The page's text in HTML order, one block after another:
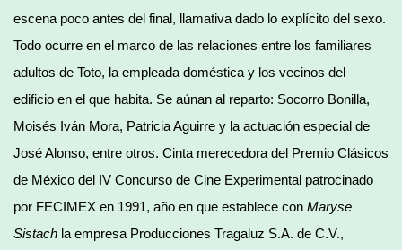
escena poco antes del final, llamativa dado lo explícito del sexo.
Todo ocurre en el marco de las relaciones entre los familiares
adultos de Toto, la empleada doméstica y los vecinos del
edificio en el que habita. Se aúnan al reparto: Socorro Bonilla,
Moisés Iván Mora, Patricia Aguirre y la actuación especial de
José Alonso, entre otros. Cinta merecedora del Premio Clásicos
de México del IV Concurso de Cine Experimental patrocinado
por FECIMEX en 1991, año en que establece con Maryse
Sistach la empresa Producciones Tragaluz S.A. de C.V.,